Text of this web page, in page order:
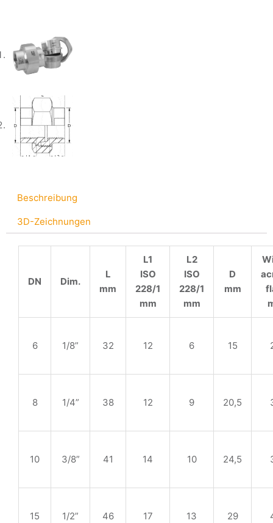
Beschreibung
3D-Zeichnungen
DN Dim.
L
mm
L1
ISO
228/1
mm
L2
ISO
228/1
mm
D
mm
6 1/8” 32 12 6 15
8 1/4” 38 12 9 20,5
10 3/8” 41 14 10 24,5
15 1/2” 46 17 13 29